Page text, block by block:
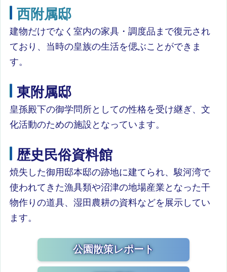
西附属邸
建物だけでなく室内の家具・調度品まで復元され
ており、当時の皇族の生活を偲ぶことができま
す。
東附属邸
皇孫殿下の御学問所としての性格を受け継ぎ、文
化活動のための施設となっています。
歴史民俗資料館
焼失した御用邸本邸の跡地に建てられ、駿河湾で
使われてきた漁具類や沼津の地場産業となった干
物作りの道具、湿田農耕の資料などを展示してい
ます。
公園散策レポート